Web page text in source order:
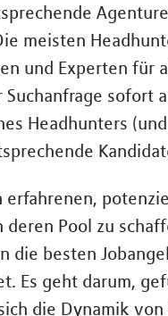
meisten
und Experten für
sofort
Headhunters
Pool zu
die besten
Es geht darum,
die Dynamik